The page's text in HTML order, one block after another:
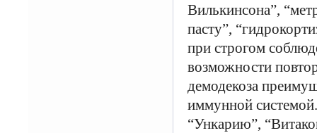
Вилькинсона”,
пасту”,
при строгом
возможности
демодекоза
иммунной
“Ункарию”,